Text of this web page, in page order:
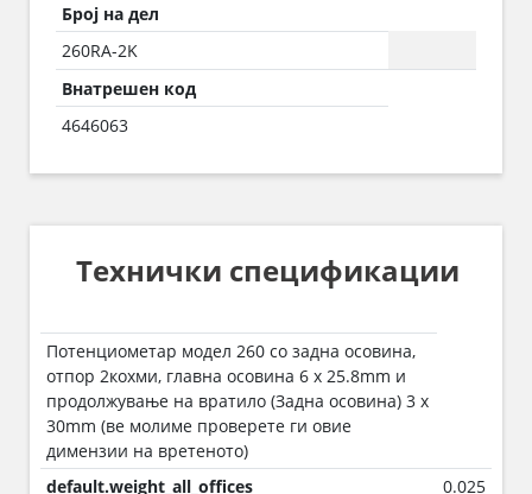
Број на дел
260RA-2K
Внатрешен код
4646063
Технички спецификации
Потенциометар модел 260 со задна осовина,
отпор 2кохми, главна осовина 6 x 25.8mm и
продолжување на вратило (Задна осовина) 3 x
30mm (ве молиме проверете ги овие
димензии на вретеното)
default.weight_all_offices
0.025